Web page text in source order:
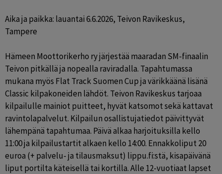
Aika ja paikka: lauantai 6.6.2026, Teivon Ravikeskus,
Tampere
Hämeen Moottorikerho ry järjestää maaradan SM-finaalin
Teivon pitkällä ja nopealla raviradalla. Tapahtumassa
mukana myös Flat Track Suomen Cup ja värikkäänä lisänä
Classic kilpakoneiden lähdöt. Teivon Ravikeskus tarjoaa
kilpailulle mainiot puitteet, hyvät katsomot sekä kattavat
ravintolapalvelut. Kilpailun osallistujatiedot päivittyvät
lähempänä tapahtumaa. Päivä alkaa harjoituksilla kello
11:00 ja kilpailustartit alkaen kello 14:00. Ennakkoliput 20
euroa (+ palvelu- ja tilausmaksut) lippu.fi:stä, kisapäivänä
liput portilta käteisellä tai kortilla. Alle 12-vuotiaat lapset